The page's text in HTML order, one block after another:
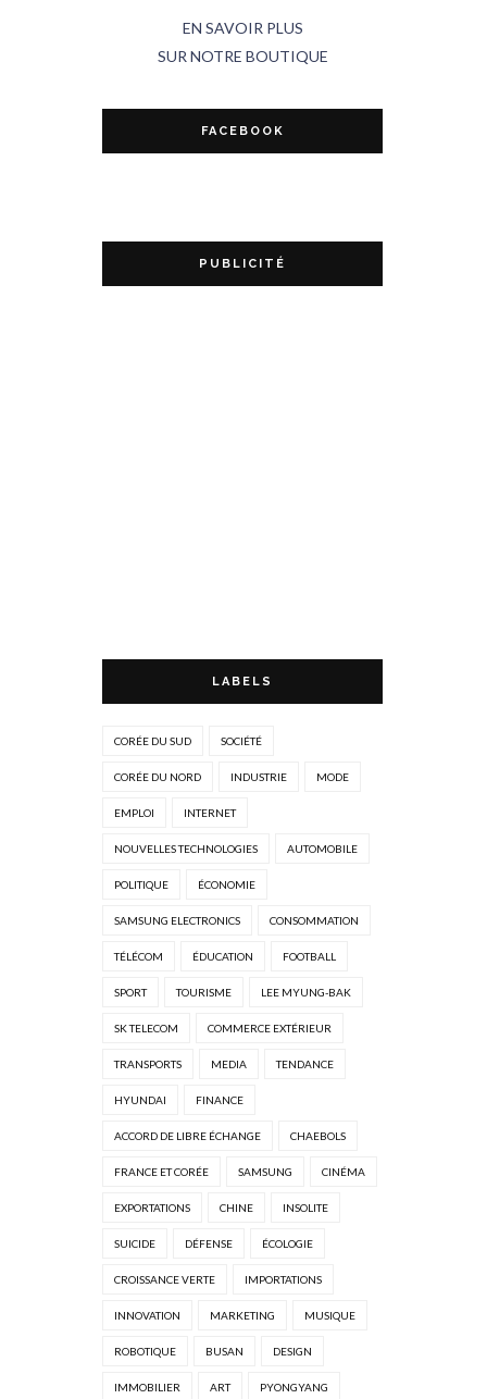
EN SAVOIR PLUS
SUR NOTRE BOUTIQUE
FACEBOOK
PUBLICITÉ
LABELS
CORÉE DU SUD SOCIÉTÉ
CORÉE DU NORD INDUSTRIE MODE
EMPLOI INTERNET
NOUVELLES TECHNOLOGIES AUTOMOBILE
POLITIQUE ÉCONOMIE
SAMSUNG ELECTRONICS CONSOMMATION
TÉLÉCOM ÉDUCATION FOOTBALL
SPORT TOURISME LEE MYUNG-BAK
SK TELECOM COMMERCE EXTÉRIEUR
TRANSPORTS MEDIA TENDANCE
HYUNDAI FINANCE
ACCORD DE LIBRE ÉCHANGE CHAEBOLS
FRANCE ET CORÉE SAMSUNG CINÉMA
EXPORTATIONS CHINE INSOLITE
SUICIDE DÉFENSE ÉCOLOGIE
CROISSANCE VERTE IMPORTATIONS
INNOVATION MARKETING MUSIQUE
ROBOTIQUE BUSAN DESIGN
IMMOBILIER ART PYONGYANG